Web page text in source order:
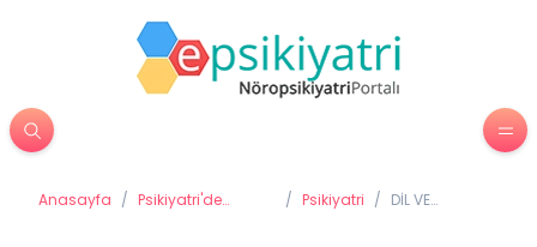
Anasayfa / Psikiyatri'de
/ Psikiyatri / DİL VE